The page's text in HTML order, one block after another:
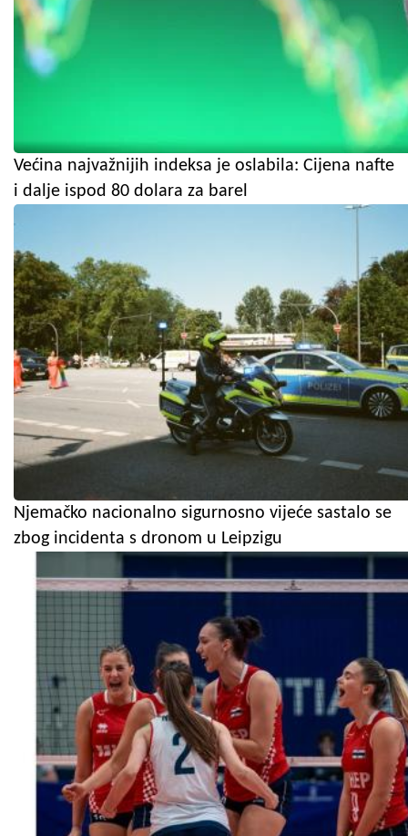
Većina najvažnijih indeksa je oslabila: Cijena nafte
i dalje ispod 80 dolara za barel
Njemačko nacionalno sigurnosno vijeće sastalo se
zbog incidenta s dronom u Leipzigu